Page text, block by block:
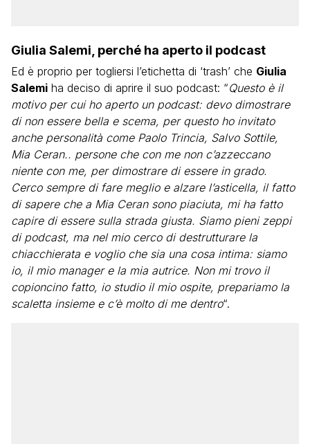
Giulia Salemi, perché ha aperto il podcast
Ed è proprio per togliersi l’etichetta di ‘trash’ che Giulia
Salemi ha deciso di aprire il suo podcast: “Questo è il
motivo per cui ho aperto un podcast: devo dimostrare
di non essere bella e scema, per questo ho invitato
anche personalità come Paolo Trincia, Salvo Sottile,
Mia Ceran.. persone che con me non c’azzeccano
niente con me, per dimostrare di essere in grado.
Cerco sempre di fare meglio e alzare l’asticella, il fatto
di sapere che a Mia Ceran sono piaciuta, mi ha fatto
capire di essere sulla strada giusta. Siamo pieni zeppi
di podcast, ma nel mio cerco di destrutturare la
chiacchierata e voglio che sia una cosa intima: siamo
io, il mio manager e la mia autrice. Non mi trovo il
copioncino fatto, io studio il mio ospite, prepariamo la
scaletta insieme e c’è molto di me dentro“.